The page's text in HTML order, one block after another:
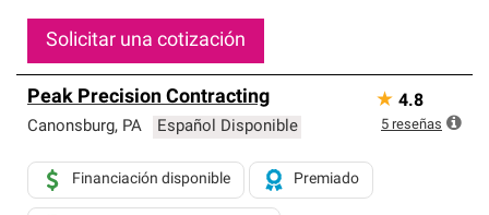
Solicitar una cotización
Peak Precision Contracting
Canonsburg, PA Español Disponible
Financiación disponible Premiado
★ 4.8
5 reseñas